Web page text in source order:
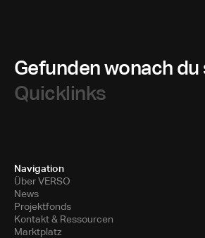
Gefunden wonach
Quicklinks
Navigation
Über VERSO
News
Projektfonds
Kontakt & Ressourcen
Marktplatz